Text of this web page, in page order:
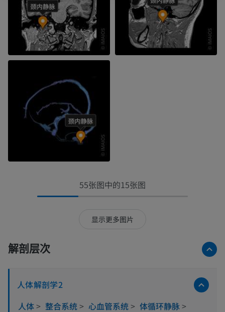
55张图中的15张图
显示更多图片
解剖层次
人体解剖学2
人体> 整合系统> 心血管系统> 体循环静脉>